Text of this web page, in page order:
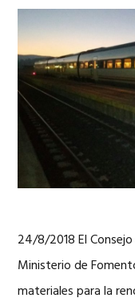
24/8/2018 El
Ministerio de
materiales para la